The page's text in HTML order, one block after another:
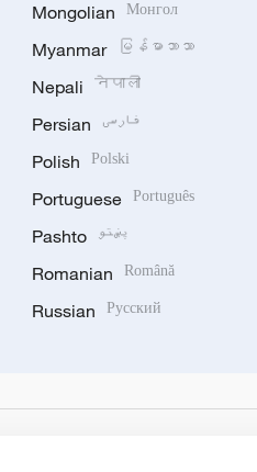
Mongolian Монгол
Myanmar မြန်မာဘာသာ
Nepali नेपाली
Persian فارسی
Polish Polski
Portuguese Português
Pashto پښتو
Romanian Română
Russian Русский